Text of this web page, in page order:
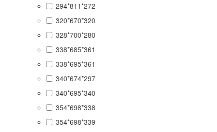
294*811*272
320*670*320
328*700*280
338*685*361
338*695*361
340*674*297
340*695*340
354*698*338
354*698*339